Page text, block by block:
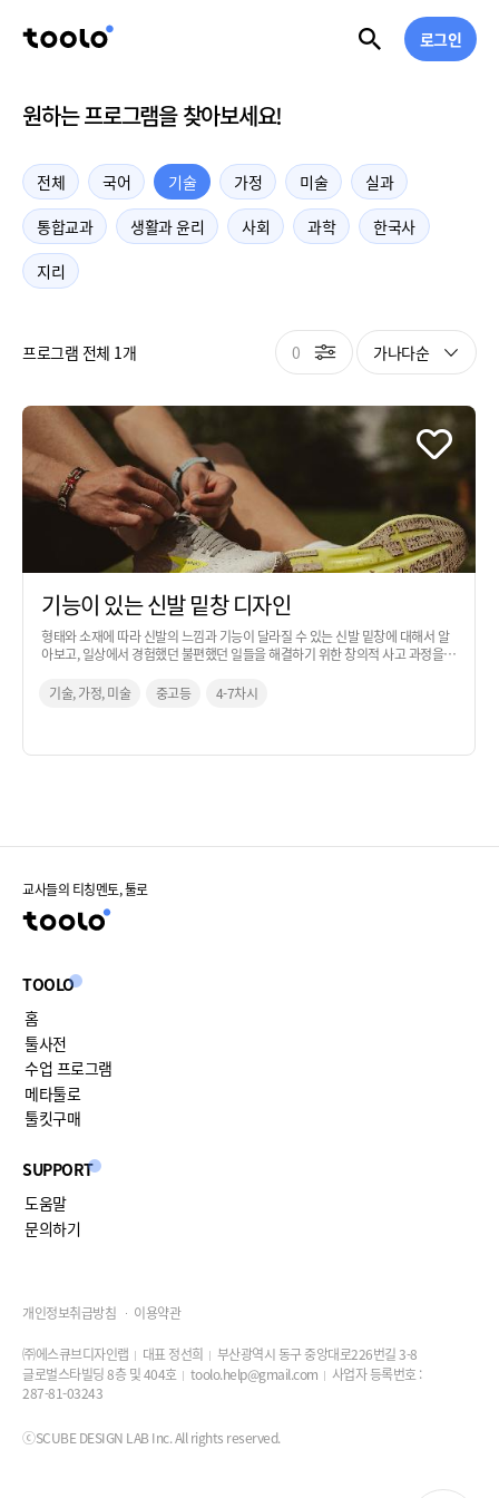
로그인
원하는 프로그램을 찾아보세요!
전체 국어 기술 가정 미술
실과
통합교과
생활과 윤리 사회 과학
한국사
지리
프로그램 전체 1개 0 가나다순
기능이 있는 신발 밑창 디자인
형태와 소재에 따라 신발의 느낌과 기능이 달라질 수 있는 신발 밑창에 대해서 알
아보고, 일상에서 경험했던 불편했던 일들을 해결하기 위한 창의적 사고 과정을
기술, 가정, 미술
중고등 4-7차시
교사들의 티칭멘토, 툴로
TOOLO
홈
툴사전
수업 프로그램
메타툴로
툴킷구매
SUPPORT
도움말
문의하기
개인정보취급방침 이용약관
㈜에스큐브디자인랩 대표 정선희
부산광역시 동구 중앙대로226번길 3-8
글로벌스타빌딩 8층 및 404호
toolo.help@gmail.com
사업자 등록번호 :
287-81-03243
ⓒSCUBE DESIGN LAB Inc. All rights reserved.